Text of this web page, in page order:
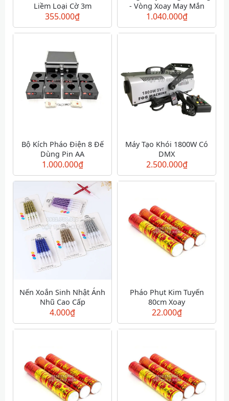
Liềm Loại Cờ 3m
355.000₫
- Vòng Xoay May Mắn
1.040.000₫
Bộ Kích Pháo Điện 8 Đế
Dùng Pin AA
1.000.000₫
Máy Tạo Khói 1800W Có
DMX
2.500.000₫
Nến Xoắn Sinh Nhật Ánh
Nhũ Cao Cấp
4.000₫
Pháo Phụt Kim Tuyến
80cm Xoay
22.000₫